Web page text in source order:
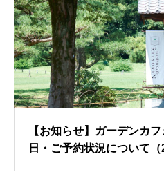
【お知らせ】ガーデンカ
日・ご予約状況について（